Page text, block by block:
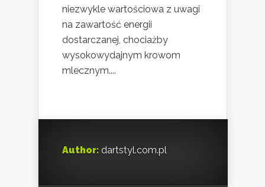
niezwykle wartościowa z uwagi
na zawartość energii
dostarczanej, chociażby
wysokowydajnym krowom
mlecznym....
Author: dartstyl.com.pl